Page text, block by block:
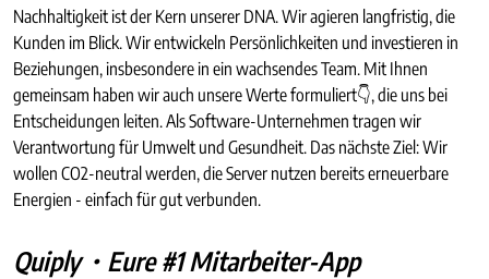
Nachhaltigkeit ist der Kern unserer DNA. Wir agieren langfristig, die
Kunden im Blick. Wir entwickeln Persönlichkeiten und investieren in
Beziehungen, insbesondere in ein wachsendes Team. Mit Ihnen
gemeinsam haben wir auch unsere Werte formuliert👇, die uns bei
Entscheidungen leiten. Als Software-Unternehmen tragen wir
Verantwortung für Umwelt und Gesundheit. Das nächste Ziel: Wir
wollen CO2-neutral werden, die Server nutzen bereits erneuerbare
Energien - einfach für gut verbunden.
Quiply・Eure #1 Mitarbeiter-App